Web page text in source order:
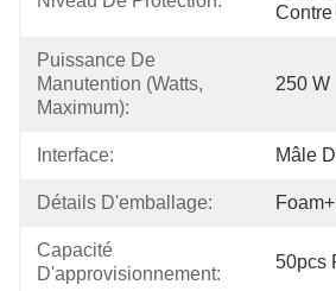
Puissance De
Manutention (watts,
Maximum):
250 W
Interface: Mâle
Détails D'emballage:
Capacité
D'approvisionnement:
50pcs